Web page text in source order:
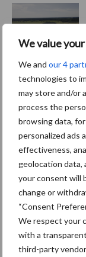
We value
We and our 4
technologies to
may store and/or
process the
browsing data,
personalized ads
effectiveness,
geolocation data,
your consent will
change or
“Consent
We respect your
with a
third-party